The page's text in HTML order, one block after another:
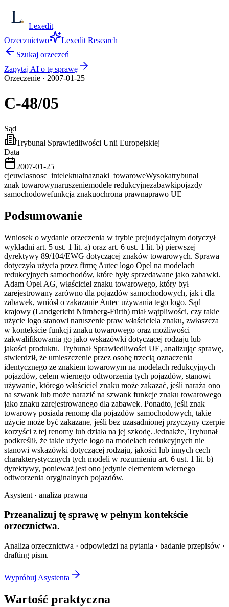
Lexedit
Orzecznictwo
Lexedit Research
Szukaj orzeczeń
Zapytaj AI o tę sprawę
Orzeczenie · 2007-01-25
C-48/05
Sąd
Trybunał Sprawiedliwości Unii Europejskiej
Data
2007-01-25
cjeuwlasnosc_intelektualnaznaki_towaroweWysokatrybunal
znak towarowynaruszeniemodele redukcyjnezabawkipojazdy
samochodowefunkcja znakuochrona prawnaprawo UE
Podsumowanie
Wniosek o wydanie orzeczenia w trybie prejudycjalnym dotyczył
wykładni art. 5 ust. 1 lit. a) oraz art. 6 ust. 1 lit. b) pierwszej
dyrektywy 89/104/EWG dotyczącej znaków towarowych. Sprawa
dotyczyła użycia przez firmę Autec logo Opel na modelach
redukcyjnych samochodów, które były sprzedawane jako zabawki.
Adam Opel AG, właściciel znaku towarowego, który był
zarejestrowany zarówno dla pojazdów samochodowych, jak i dla
zabawek, wniósł o zakazanie Autec używania tego logo. Sąd
krajowy (Landgericht Nürnberg-Fürth) miał wątpliwości, czy takie
użycie logo stanowi naruszenie praw właściciela znaku, zwłaszcza
w kontekście funkcji znaku towarowego oraz możliwości
zakwalifikowania go jako wskazówki dotyczącej rodzaju lub
jakości produktu. Trybunał Sprawiedliwości UE, analizując sprawę,
stwierdził, że umieszczenie przez osobę trzecią oznaczenia
identycznego ze znakiem towarowym na modelach redukcyjnych
pojazdów, celem wiernego odtworzenia tych pojazdów, stanowi
używanie, którego właściciel znaku może zakazać, jeśli naraża ono
na szwank lub może narazić na szwank funkcje znaku towarowego
jako znaku zarejestrowanego dla zabawek. Ponadto, jeśli znak
towarowy posiada renomę dla pojazdów samochodowych, takie
użycie może być zakazane, jeśli bez uzasadnionej przyczyny czerpie
korzyści z tej renomy lub działa na jej szkodę. Jednakże, Trybunał
podkreślił, że takie użycie logo na modelach redukcyjnych nie
stanowi wskazówki dotyczącej rodzaju, jakości lub innych cech
charakterystycznych tych modeli w rozumieniu art. 6 ust. 1 lit. b)
dyrektywy, ponieważ jest ono jedynie elementem wiernego
odtworzenia oryginalnych pojazdów.
Asystent · analiza prawna
Przeanalizuj tę sprawę w pełnym kontekście
orzecznictwa.
Analiza orzecznictwa · odpowiedzi na pytania · badanie przepisów ·
drafting pism.
Wypróbuj Asystenta
Wartość praktyczna